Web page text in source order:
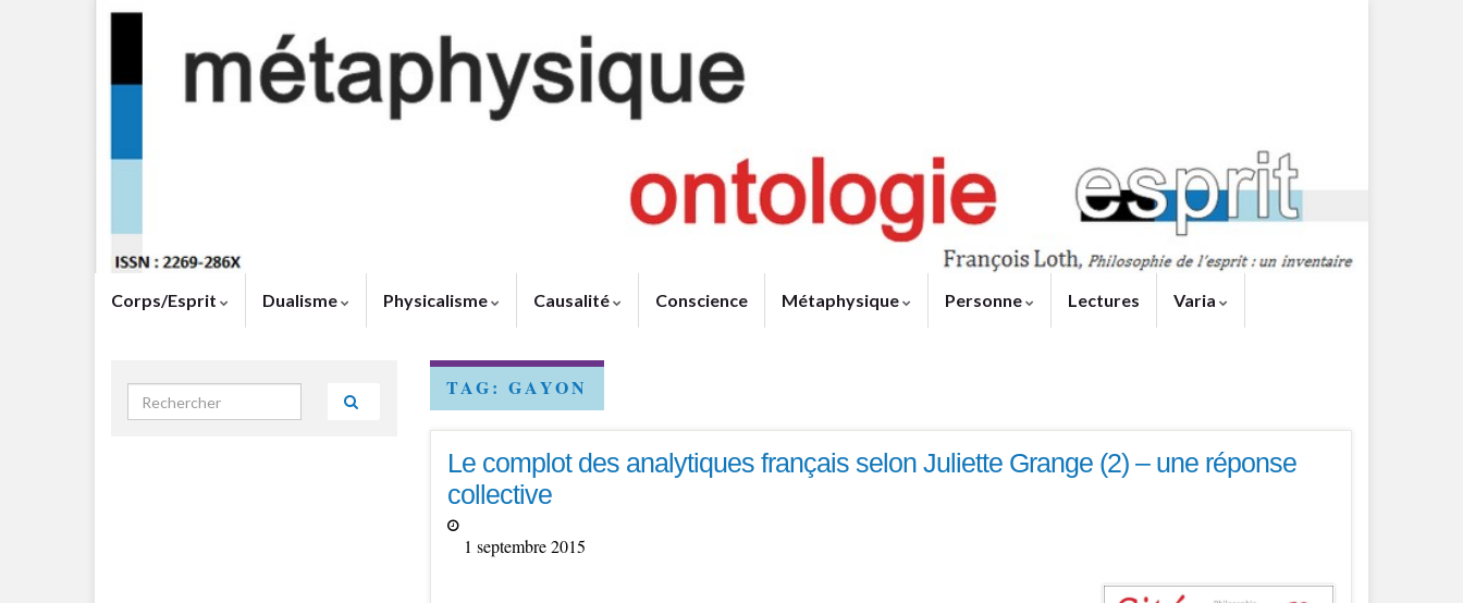
Corps/Esprit Dualisme Physicalisme Causalité Conscience Métaphysique Personne Lectures Varia
TAG: GAYON
Le complot des analytiques français selon Juliette Grange (2) – une réponse
collective
1 septembre 2015
Search for: